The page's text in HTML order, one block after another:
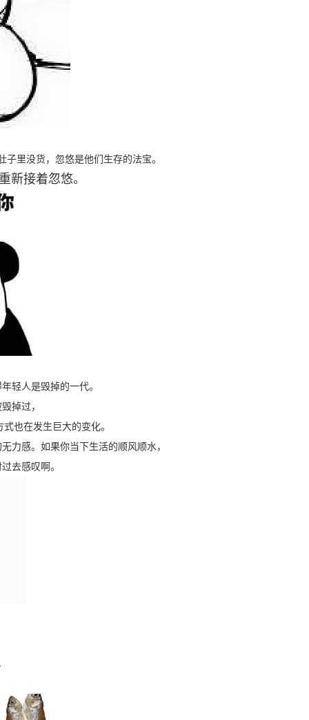
里没货，忽悠是他们生存的法宝。
新接着忽悠。
轻人是毁掉的一代。
掉过，
也在发生巨大的变化。
力感。如果你当下生活的顺风顺水，
去感叹啊。